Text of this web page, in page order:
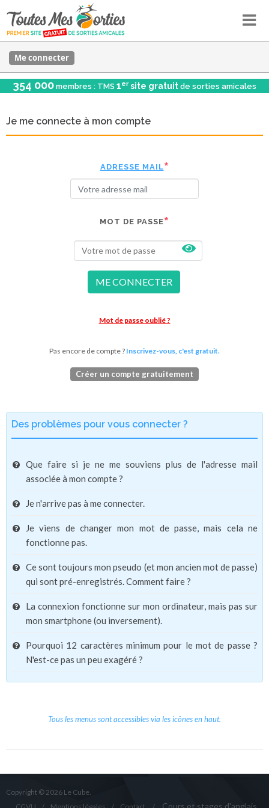
Me connecter
354 000 membres : TMS 1er site gratuit de sorties amicales
Je me connecte à mon compte
ADRESSE MAIL
MOT DE PASSE
ME CONNECTER
Mot de passe oublié ?
Pas encore de compte ? Inscrivez-vous, c'est gratuit.
Créer un compte gratuitement
Des problèmes pour vous connecter ?
Que faire si je ne me souviens plus de l'adresse mail
associée à mon compte ?
Je n'arrive pas à me connecter.
Je viens de changer mon mot de passe, mais cela ne
fonctionne pas.
Ce sont toujours mon pseudo (et mon ancien mot de passe)
qui sont pré-enregistrés. Comment faire ?
La connexion fonctionne sur mon ordinateur, mais pas sur
mon smartphone (ou inversement).
Pourquoi 12 caractères minimum pour le mot de passe ?
N'est-ce pas un peu exagéré ?
Tous les menus sont accessibles via les icônes en haut.
Copyright © 2026 Le Cube.
Cours et stages d'anglais